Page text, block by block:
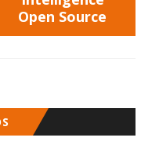
Open Source